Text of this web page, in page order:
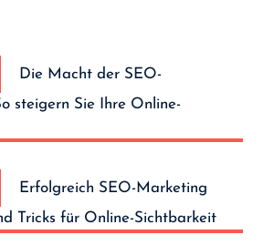
Vorheriger
Die Macht der SEO-
steigern Sie Ihre Online-
Nächster
Beitrag:
Erfolgreich SEO-Marketing
Tricks für Online-Sichtbarkeit